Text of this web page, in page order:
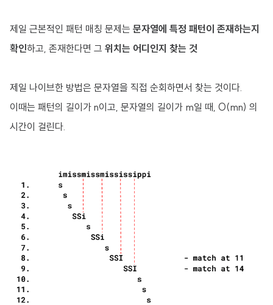
제일 근본적인 패턴 매칭 문제는 문자열에 특정 패턴이 존재하는지
확인하고, 존재한다면 그 위치는 어디인지 찾는 것
제일 나이브한 방법은 문자열을 직접 순회하면서 찾는 것이다.
이때는 패턴의 길이가 n이고, 문자열의 길이가 m일 때, O(mn) 의
시간이 걸린다.